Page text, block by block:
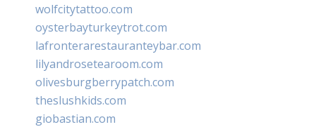
wolfcitytattoo.com
oysterbayturkeytrot.com
lafronterarestauranteybar.com
lilyandrosetearoom.com
olivesburgberrypatch.com
theslushkids.com
giobastian.com